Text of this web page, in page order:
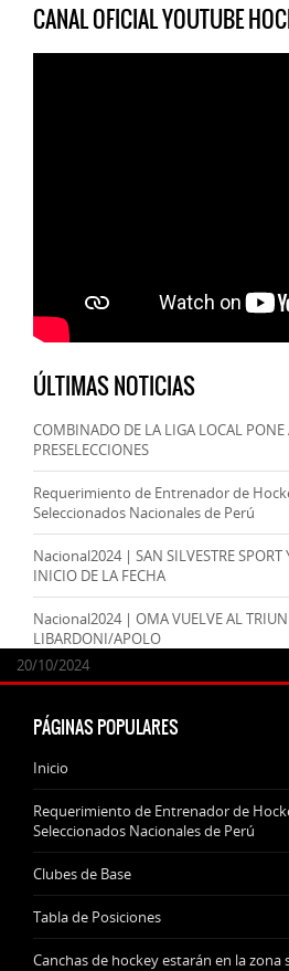
CANAL OFICIAL YOUTUBE
ÚLTIMAS NOTICIAS
COMBINADO DE LA LIGA LOCAL PONE
PRESELECCIONES
24/09/2025
Requerimiento de Entrenador de
Seleccionados Nacionales de Perú
07/11/2024
Nacional2024 | SAN SILVESTRE SPORT
INICIO DE LA FECHA
20/10/2024
Nacional2024 | OMA VUELVE AL
LIBARDONI/APOLO
20/10/2024
PÁGINAS POPULARES
Inicio
Requerimiento de Entrenador de
Seleccionados Nacionales de Perú
Clubes de Base
Tabla de Posiciones
Canchas de hockey estarán en la